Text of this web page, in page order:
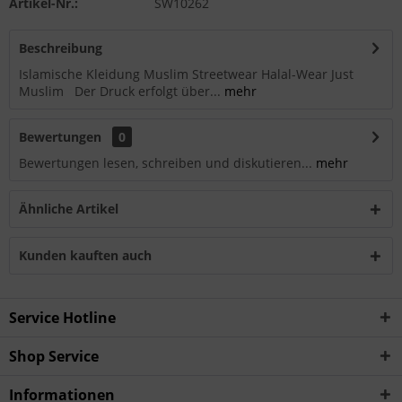
Beschreibung
Islamische Kleidung Muslim Streetwear Halal-Wear Just
Muslim Der Druck erfolgt über... mehr
Bewertungen
0
Bewertungen lesen, schreiben und diskutieren... mehr
Ähnliche Artikel
Kunden kauften auch
Service Hotline
Shop Service
Informationen